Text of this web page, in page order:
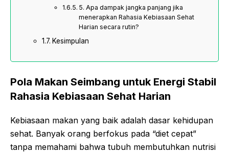
5. Apa dampak jangka panjang jika
menerapkan Rahasia Kebiasaan Sehat
Harian secara rutin?
Kesimpulan
Pola Makan Seimbang untuk Energi Stabil
Rahasia Kebiasaan Sehat Harian
Kebiasaan makan yang baik adalah dasar kehidupan
sehat. Banyak orang berfokus pada “diet cepat”
tanpa memahami bahwa tubuh membutuhkan nutrisi